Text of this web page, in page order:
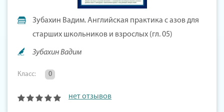
Зубахин Вадим. Английская практика с азов для
старших школьников и взрослых (гл. 05)
Зубахин Вадим
Класс: 0
нет отзывов